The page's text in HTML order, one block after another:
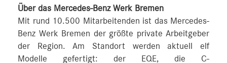
Über das Mercedes-Benz Werk Bremen
Mit rund 10.500 Mitarbeitenden ist das Mercedes-
Benz Werk Bremen der größte private Arbeitgeber
der Region. Am Standort werden aktuell elf
Modelle gefertigt: der EQE, die C-